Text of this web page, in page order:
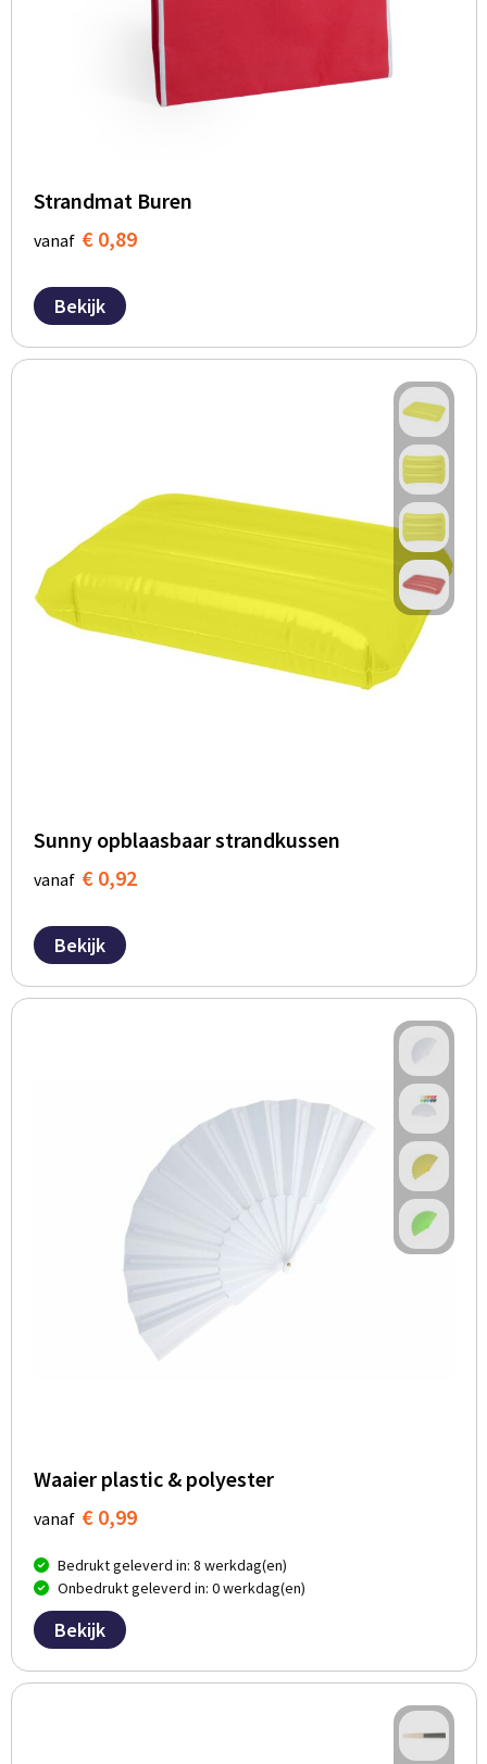
Strandmat Buren
vanaf € 0,89
Bekijk
Sunny opblaasbaar strandkussen
vanaf € 0,92
Bekijk
Waaier plastic & polyester
vanaf € 0,99
Bedrukt geleverd in: 8 werkdag(en)
Onbedrukt geleverd in: 0 werkdag(en)
Bekijk